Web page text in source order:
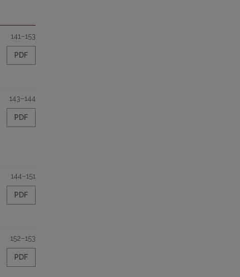
141–153
PDF
143–144
PDF
144–151
PDF
152–153
PDF